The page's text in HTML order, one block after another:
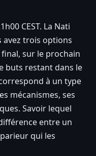
CEST. La Nati
avez trois options
sur le prochain
buts restant dans le
à un type
mécanismes, ses
Savoir lequel
entre un
qui les